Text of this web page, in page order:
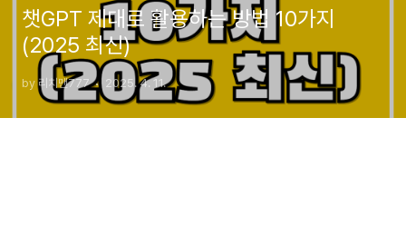
챗GPT 제대로 활용하는 방법 10가지
(2025 최신)
by 리치맨777 2025. 4. 11.